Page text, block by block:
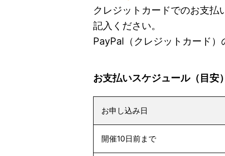
クレジットカードでのお支払
記入ください。
PayPal（クレジットカード）
お支払いスケジュール（目安）
お申し込み日
開催10日前まで